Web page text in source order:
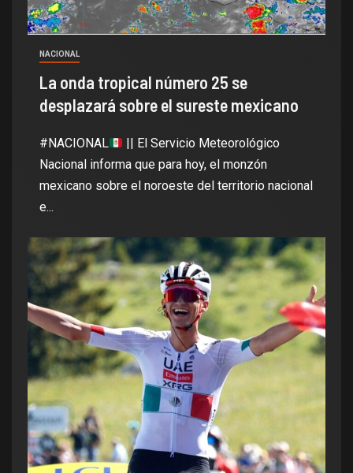
NACIONAL
La onda tropical número 25 se
desplazará sobre el sureste mexicano
#NACIONAL
|| El Servicio Meteorológico
Nacional informa que para hoy, el monzón
mexicano sobre el noroeste del territorio nacional
e...